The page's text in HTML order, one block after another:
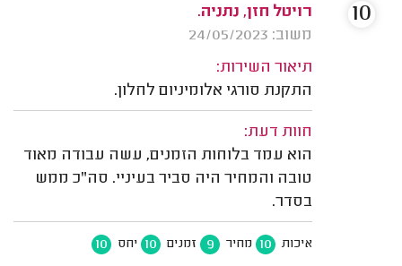
רויטל חזן, נתניה.
משוב: 24/05/2023
תיאור השירות:
התקנת סורגי אלומיניום לחלון.
חוות דעת:
הוא עמד בלוחות הזמנים, עשה עבודה מאוד
טובה והמחיר היה סביר בעיניי. סה"כ ממש
בסדר.
איכות 10 מחיר 9 זמנים 10 יחס 10
10